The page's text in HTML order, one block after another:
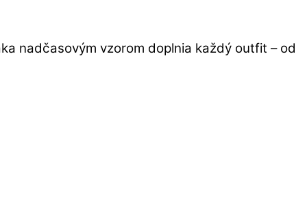
nadčasovým vzorom doplnia každý outfit – od